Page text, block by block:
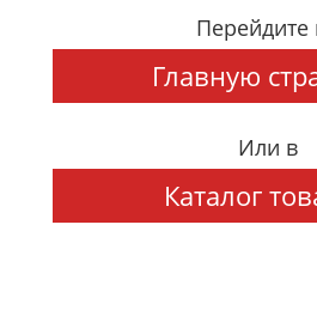
Перейдите
Главную
Или в
Каталог